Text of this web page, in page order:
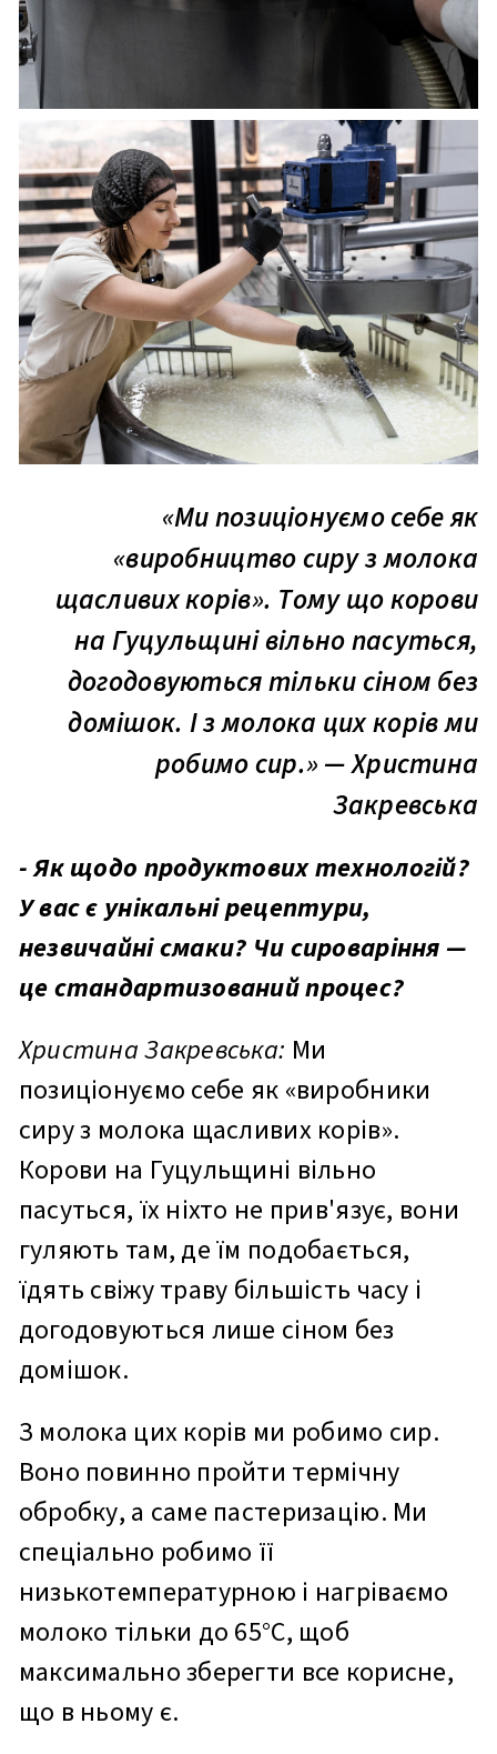
«Ми позиціонуємо себе як
«виробництво сиру з молока
щасливих корів». Тому щокорови
на Гуцульщині вільно пасуться,
догодовуються тільки сіном без
домішок. І з молока цих корів ми
робимо сир.» — Христина
Закревська
- Як щодо продуктових технологій?
У вас є унікальні рецептури,
незвичайні смаки? Чи сироваріння —
це стандартизований процес?
Христина Закревська: Ми
позиціонуємо себе як «виробники
сиру з молока щасливих корів».
Корови на Гуцульщині вільно
пасуться, їх ніхто не прив'язує, вони
гуляють там, де їм подобається,
їдять свіжу траву більшість часу і
догодовуються лише сіном без
домішок.
З молока цих корів ми робимо сир.
Воно повинно пройти термічну
обробку, а саме пастеризацію. Ми
спеціально робимо її
низькотемпературною і нагріваємо
молоко тільки до 65°C, щоб
максимально зберегти все корисне,
що в ньому є.